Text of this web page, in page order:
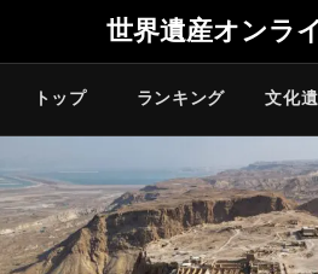
世界遺産オンラ
トップ ランキング 文化